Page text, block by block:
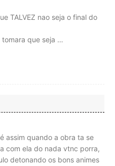
TALVEZ nao seja o final do
tomara que seja …
assim quando a obra ta se
com ela do nada vtnc porra,
detonando os bons animes